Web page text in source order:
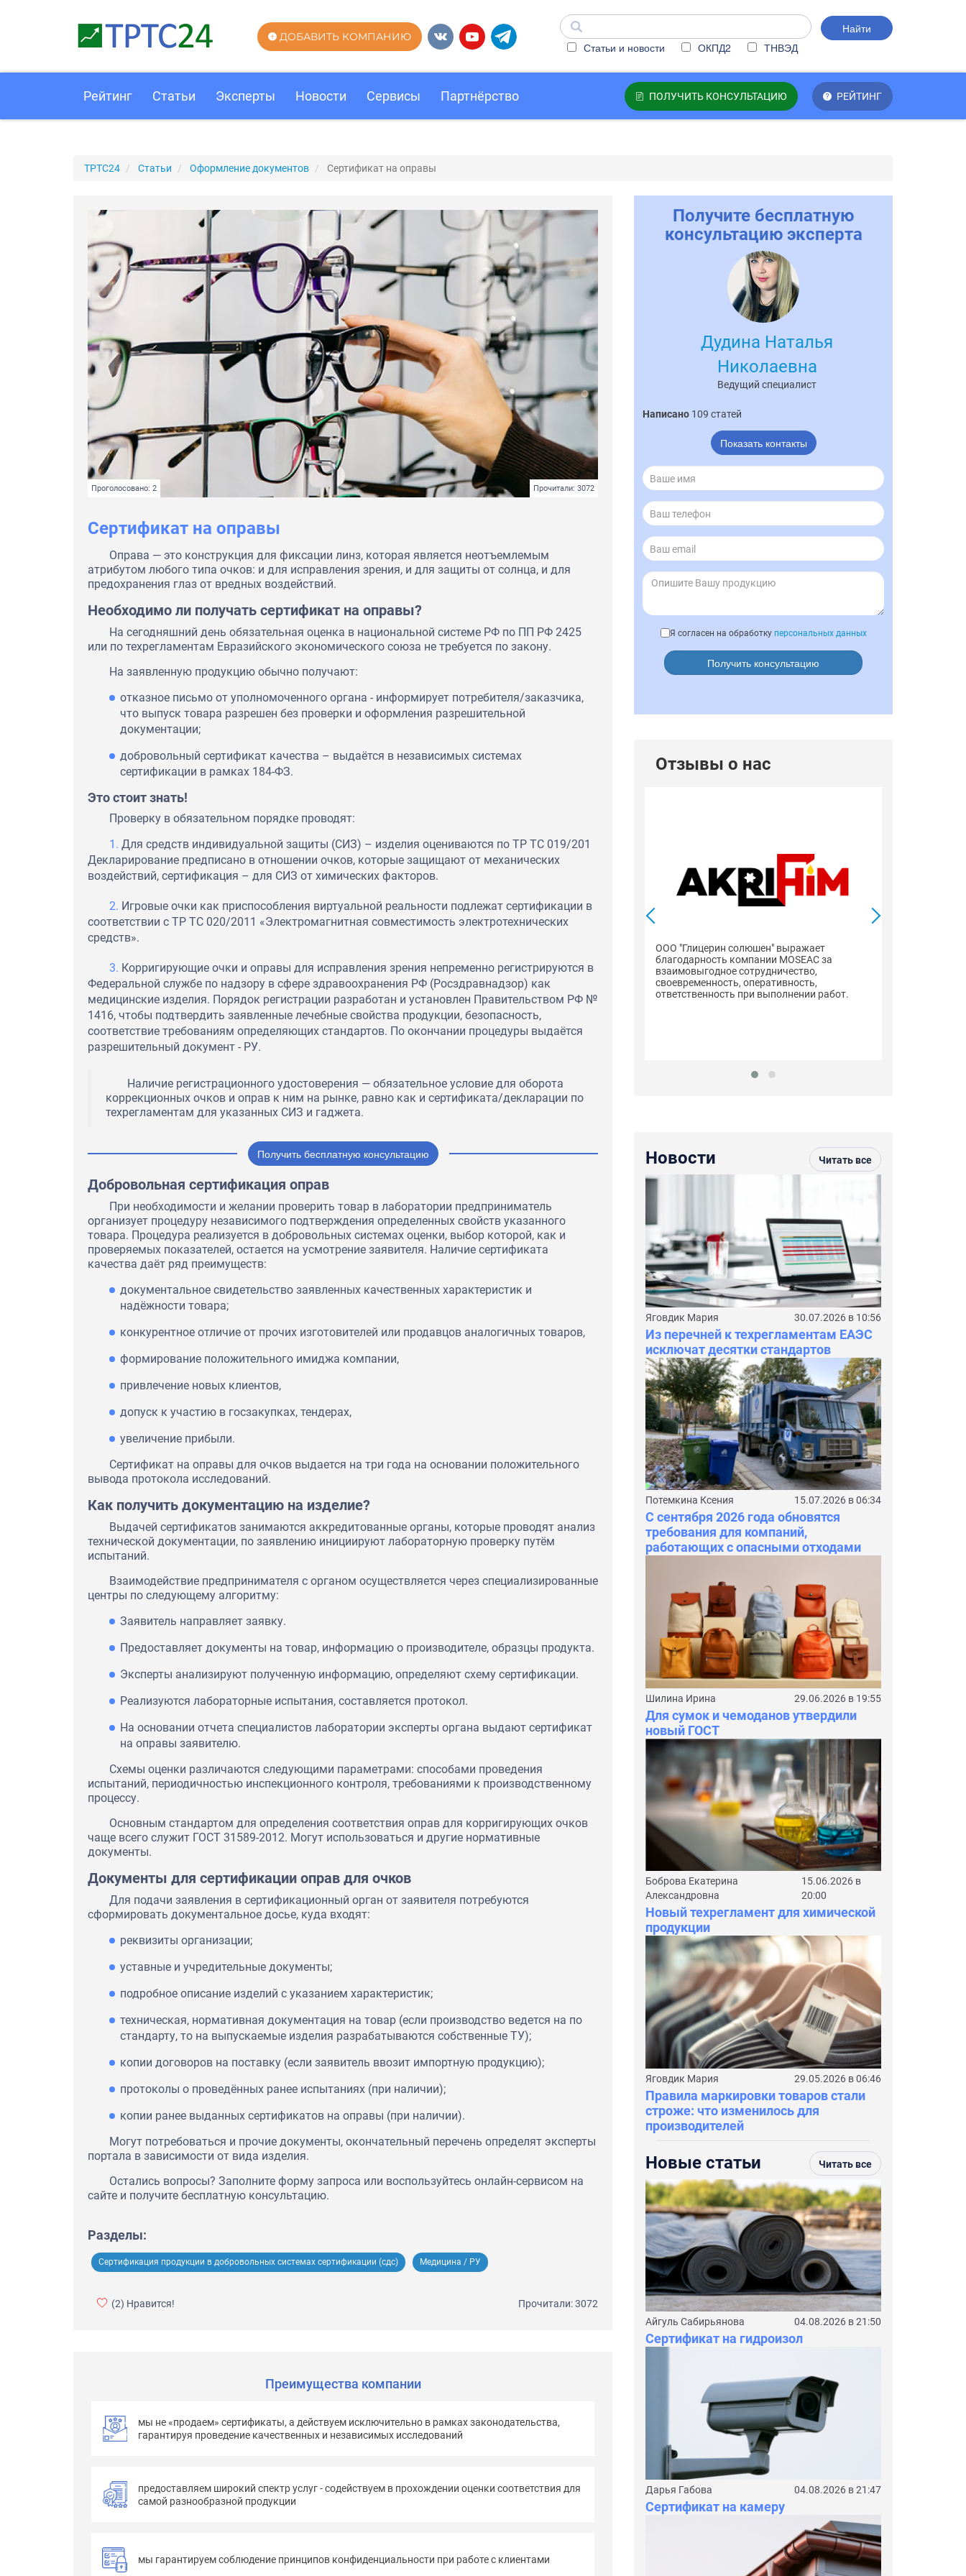
Найти
Статьи и новости
ОКПД2 ТНВЭД
ДОБАВИТЬ КОМПАНИЮ
ПОЛУЧИТЬ КОНСУЛЬТАЦИЮ РЕЙТИНГ
Рейтинг Статьи Эксперты Новости Сервисы Партнёрство
ТРТС24 Статьи Оформление документов Сертификат на оправы
Проголосовано: 2 Прочитали: 3072
Сертификат на оправы
Оправа — это конструкция для фиксации линз, которая является неотъемлемым
атрибутом любого типа очков: и для исправления зрения, и для защиты от солнца, и для
предохранения глаз от вредных воздействий.
Необходимо ли получать сертификат на оправы?
На сегодняшний день обязательная оценка в национальной системе РФ по ПП РФ 2425
или по техрегламентам Евразийского экономического союза не требуется по закону.
На заявленную продукцию обычно получают:
отказное письмо от уполномоченного органа - информирует потребителя/заказчика,
что выпуск товара разрешен без проверки и оформления разрешительной
документации;
добровольный сертификат качества – выдаётся в независимых системах
сертификации в рамках 184-ФЗ.
Это стоит знать!
Проверку в обязательном порядке проводят:
Для средств индивидуальной защиты (СИЗ) – изделия оцениваются по ТР ТС 019/201
Декларирование предписано в отношении очков, которые защищают от механических
воздействий, сертификация – для СИЗ от химических факторов.
Игровые очки как приспособления виртуальной реальности подлежат сертификации в
соответствии с ТР ТС 020/2011 «Электромагнитная совместимость электротехнических
средств».
Корригирующие очки и оправы для исправления зрения непременно регистрируются в
Федеральной службе по надзору в сфере здравоохранения РФ (Росздравнадзор) как
медицинские изделия. Порядок регистрации разработан и установлен Правительством РФ №
1416, чтобы подтвердить заявленные лечебные свойства продукции, безопасность,
соответствие требованиям определяющих стандартов. По окончании процедуры выдаётся
разрешительный документ - РУ.
Наличие регистрационного удостоверения — обязательное условие для оборота
коррекционных очков и оправ к ним на рынке, равно как и сертификата/декларации по
техрегламентам для указанных СИЗ и гаджета.
Получить бесплатную консультацию
Добровольная сертификация оправ
При необходимости и желании проверить товар в лаборатории предприниматель
организует процедуру независимого подтверждения определенных свойств указанного
товара. Процедура реализуется в добровольных системах оценки, выбор которой, как и
проверяемых показателей, остается на усмотрение заявителя. Наличие сертификата
качества даёт ряд преимуществ:
документальное свидетельство заявленных качественных характеристик и
надёжности товара;
конкурентное отличие от прочих изготовителей или продавцов аналогичных товаров,
формирование положительного имиджа компании,
привлечение новых клиентов,
допуск к участию в госзакупках, тендерах,
увеличение прибыли.
Сертификат на оправы для очков выдается на три года на основании положительного
вывода протокола исследований.
Как получить документацию на изделие?
Выдачей сертификатов занимаются аккредитованные органы, которые проводят анализ
технической документации, по заявлению инициируют лабораторную проверку путём
испытаний.
Взаимодействие предпринимателя с органом осуществляется через специализированные
центры по следующему алгоритму:
Заявитель направляет заявку.
Предоставляет документы на товар, информацию о производителе, образцы продукта.
Эксперты анализируют полученную информацию, определяют схему сертификации.
Реализуются лабораторные испытания, составляется протокол.
На основании отчета специалистов лаборатории эксперты органа выдают сертификат
на оправы заявителю.
Схемы оценки различаются следующими параметрами: способами проведения
испытаний, периодичностью инспекционного контроля, требованиями к производственному
процессу.
Основным стандартом для определения соответствия оправ для корригирующих очков
чаще всего служит ГОСТ 31589-2012. Могут использоваться и другие нормативные
документы.
Документы для сертификации оправ для очков
Для подачи заявления в сертификационный орган от заявителя потребуются
сформировать документальное досье, куда входят:
реквизиты организации;
уставные и учредительные документы;
подробное описание изделий с указанием характеристик;
техническая, нормативная документация на товар (если производство ведется на по
стандарту, то на выпускаемые изделия разрабатываются собственные ТУ);
копии договоров на поставку (если заявитель ввозит импортную продукцию);
протоколы о проведённых ранее испытаниях (при наличии);
копии ранее выданных сертификатов на оправы (при наличии).
Могут потребоваться и прочие документы, окончательный перечень определят эксперты
портала в зависимости от вида изделия.
Остались вопросы? Заполните форму запроса или воспользуйтесь онлайн-сервисом на
сайте и получите бесплатную консультацию.
Разделы:
Сертификация продукции в добровольных системах сертификации (сдс) Медицина / РУ
(2) Нравится! Прочитали: 3072
Преимущества компании
мы не «продаем» сертификаты, а действуем исключительно в рамках законодательства,
гарантируя проведение качественных и независимых исследований
предоставляем широкий спектр услуг - содействуем в прохождении оценки соответствия для
самой разнообразной продукции
мы гарантируем соблюдение принципов конфиденциальности при работе с клиентами
Получите бесплатную
консультацию эксперта
Дудина Наталья
Николаевна
Ведущий специалист
Написано 109 статей
Показать контакты
Я согласен на обработку персональных данных
Получить консультацию
Отзывы о нас
взаимовыгодное сотрудничество,
своевременность, оперативность,
ответственность при выполнении работ.
Компания ООО «ОФА» рекомендует центр по
сертификации MOSEAC в качестве
ООО "Глицерин солюшен" выражает
благодарность компании MOSEAC за
взаимовыгодное сотрудничество,
своевременность, оперативность,
ответственность при выполнении работ.
Новости Читать все
Яговдик Мария 30.07.2026 в 10:56
Из перечней к техрегламентам ЕАЭС
исключат десятки стандартов
Потемкина Ксения 15.07.2026 в 06:34
С сентября 2026 года обновятся
требования для компаний,
работающих с опасными отходами
Шилина Ирина 29.06.2026 в 19:55
Для сумок и чемоданов утвердили
новый ГОСТ
Боброва Екатерина
Александровна
15.06.2026 в
20:00
Новый техрегламент для химической
продукции
Яговдик Мария 29.05.2026 в 06:46
Правила маркировки товаров стали
строже: что изменилось для
производителей
Новые статьи Читать все
Айгуль Сабирьянова 04.08.2026 в 21:50
Сертификат на гидроизол
Дарья Габова 04.08.2026 в 21:47
Сертификат на камеру